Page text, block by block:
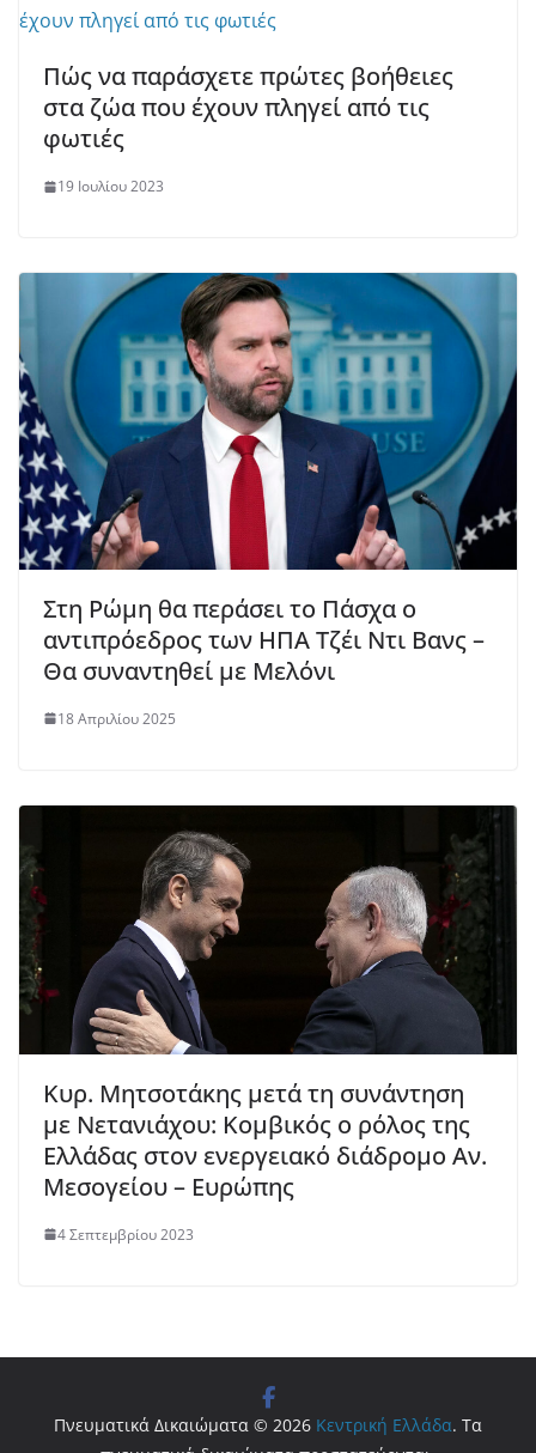
Πώς να παράσχετε πρώτες βοήθειες
στα ζώα που έχουν πληγεί από τις
φωτιές
19 Ιουλίου 2023
Στη Ρώμη θα περάσει το Πάσχα ο
αντιπρόεδρος των ΗΠΑ Τζέι Ντι Βανς –
Θα συναντηθεί με Μελόνι
18 Απριλίου 2025
Κυρ. Μητσοτάκης μετά τη συνάντηση
με Νετανιάχου: Κομβικός ο ρόλος της
Ελλάδας στον ενεργειακό διάδρομο Αν.
Μεσογείου – Ευρώπης
4 Σεπτεμβρίου 2023
Πνευματικά Δικαιώματα © 2026 Κεντρική Ελλάδα. Τα